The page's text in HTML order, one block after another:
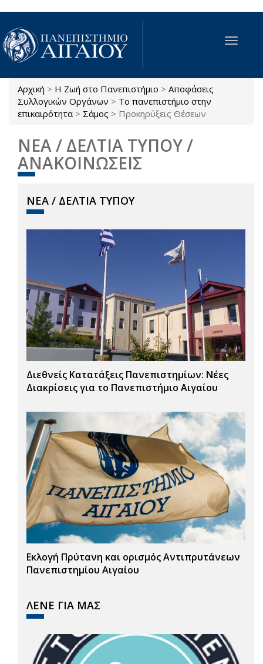
Παράκαμψη προς το κυρίως περιεχόμενο
Toggle
Είστε εδώ
Αρχική > Η Ζωή στο Πανεπιστήμιο > Αποφάσεις
Συλλογικών Οργάνων > Το πανεπιστήμιο στην
επικαιρότητα > Σάμος > Προκηρύξεις Θέσεων
ΝΕΑ / ΔΕΛΤΙΑ ΤΥΠΟΥ /
ΑΝΑΚΟΙΝΩΣΕΙΣ
ΝΕΑ / ΔΕΛΤΙΑ ΤΥΠΟΥ
Διεθνείς Κατατάξεις Πανεπιστημίων: Νέες
Διακρίσεις για το Πανεπιστήμιο Αιγαίου
Εκλογή Πρύτανη και ορισμός Αντιπρυτάνεων
Πανεπιστημίου Αιγαίου
ΛΕΝΕ ΓΙΑ ΜΑΣ